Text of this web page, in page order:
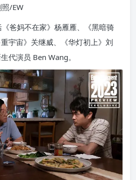
照/EW
爸妈不在家》杨雁雁、《黑暗骑
宇宙》关继威、《华灯初上》刘
代演员 Ben Wang。